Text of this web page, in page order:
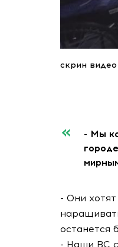
скрин видео
- Мы
- Они
останется
- Наши ВС